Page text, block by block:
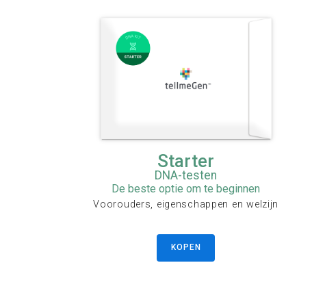
Starter
DNA-testen
De beste optie om te beginnen
Voorouders, eigenschappen en welzijn
KOPEN